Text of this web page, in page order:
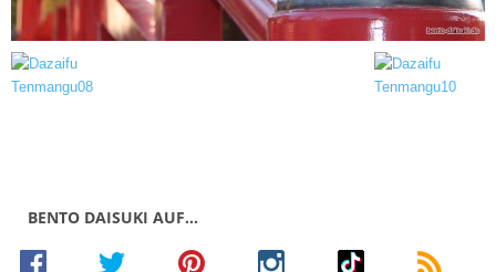
BENTO DAISUKI AUF…